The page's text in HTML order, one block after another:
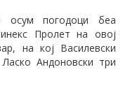
осум погодоци беа
Пролет на овој
на кој Василевски
Андоновски три